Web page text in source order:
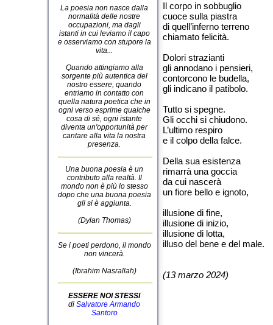
La poesia non nasce dalla
normalità delle nostre
occupazioni, ma dagli
istanti in cui leviamo il capo
e osserviamo con stupore la
vita...
Quando attingiamo alla
sorgente più autentica del
nostro essere, quando
entriamo in contatto con
quella natura poetica che in
ogni verso esprime qualche
cosa di sé, ogni istante
diventa un'opportunità per
cantare alla vita la nostra
presenza.
Una buona poesia è un
contributo alla realtà. Il
mondo non è più lo stesso
dopo che una buona poesia
gli si è aggiunta.
(Dylan Thomas)
Se i poeti perdono, il mondo
non vincerà.
(Ibrahim Nasrallah)
ESSERE NOI STESSI
di Salvatore Armando
Santoro
Il corpo in sobbuglio
cuoce sulla piastra
di quell’inferno terreno
chiamato felicità.
Dolori strazianti
gli annodano i pensieri,
contorcono le budella,
gli indicano il patibolo.
Tutto si spegne.
Gli occhi si chiudono.
L’ultimo respiro
e il colpo della falce.
Della sua esistenza
rimarrà una goccia
da cui nascerà
un fiore bello e ignoto,
illusione di fine,
illusione di inizio,
illusione di lotta,
illuso del bene e del male.
(13 marzo 2024)